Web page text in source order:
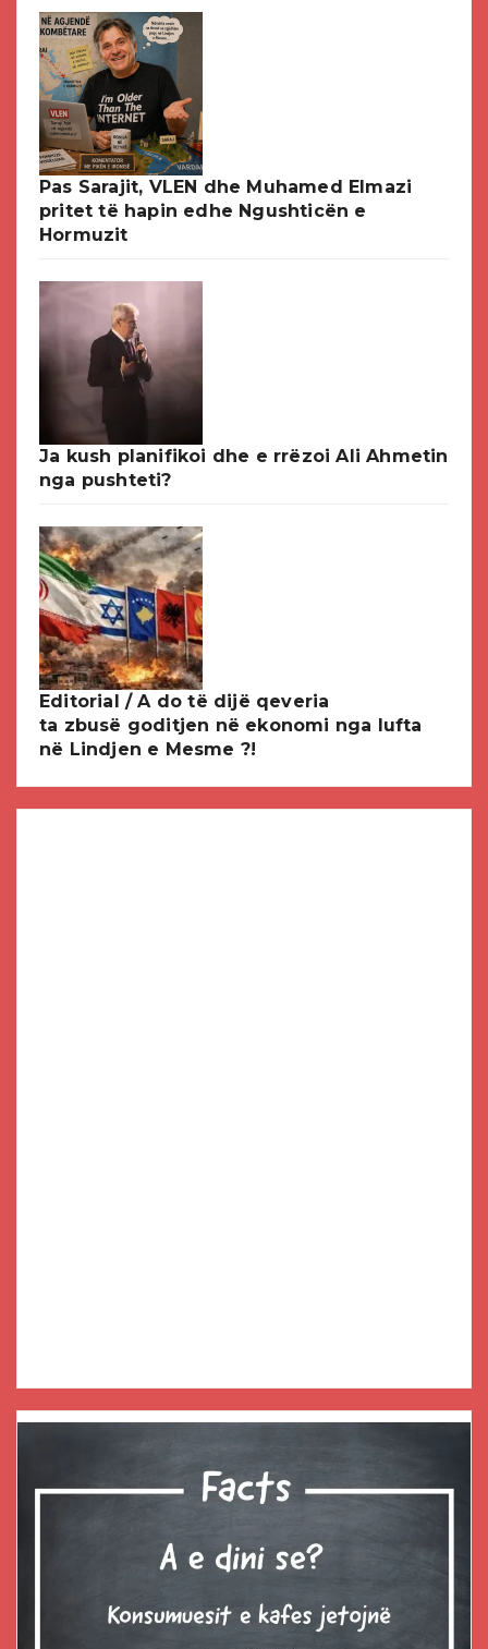
Pas Sarajit, VLEN dhe Muhamed Elmazi
pritet të hapin edhe Ngushticën e
Hormuzit
Ja kush planifikoi dhe e rrëzoi Ali Ahmetin
nga pushteti?
Editorial / A do të dijë qeveria
ta zbusë goditjen në ekonomi nga lufta
në Lindjen e Mesme ?!